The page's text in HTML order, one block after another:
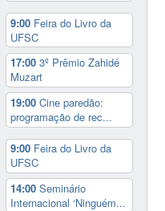
9:00 Feira do Livro da
UFSC
17:003º Prêmio Zahidé
Muzart
19:00Cine paredão:
programação de rec...
9:00 Feira do Livro da
UFSC
14:00Seminário
Internacional ‘Ninguém...